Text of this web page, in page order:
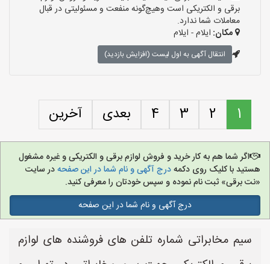
برقی و الکتریکی است وهیچ‌گونه منفعت و مسئولیتی در قبال
معاملات شما ندارد.
مکان: ایلام - ایلام
انتقال آگهی به اول لیست (افزایش بازدید)
1
2
3
4 بعدی آخرین
اگر شما هم به کار خرید و فروش لوازم برقی و الکتریکی و غیره مشغول
هستید با کلیک روی دکمهدرج آگهی و نام شما در این صفحهدر سایت
«نت برقی» ثبت نام نموده و سپس خودتان را معرفی کنید.
درج آگهی و نام شما در این صفحه
سیم مخابراتی شماره تلفن های فروشنده های لوازم